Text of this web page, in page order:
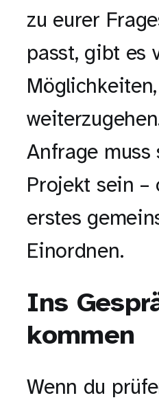
zu eurer
passt, gibt es
Möglichkeiten,
Anfrage muss
Projekt sein
erstes
Einordnen.
Ins
kommen
Wenn du